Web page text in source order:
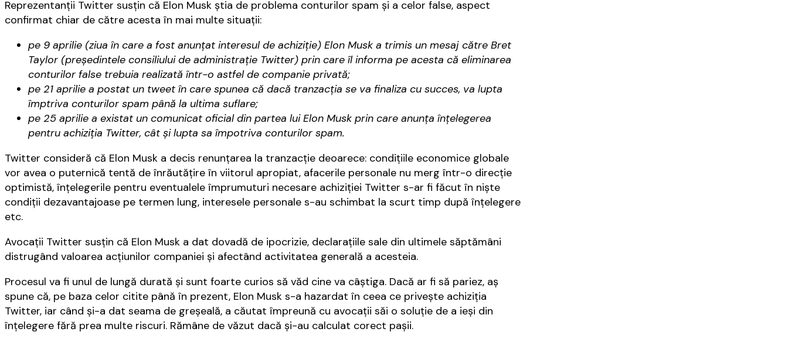
Reprezentanţii Twitter susţin că Elon Musk ştia de problema conturilor spam şi a celor false, aspect
confirmat chiar de către acesta în mai multe situaţii:
pe 9 aprilie (ziua în care a fost anunţat interesul de achiziţie) Elon Musk a trimis un mesaj către Bret
Taylor (preşedintele consiliului de administraţie Twitter) prin care îl informa pe acesta că eliminarea
conturilor false trebuia realizată într-o astfel de companie privată;
pe 21 aprilie a postat un tweet în care spunea că dacă tranzacţia se va finaliza cu succes, va lupta
împtriva conturilor spam până la ultima suflare;
pe 25 aprilie a existat un comunicat oficial din partea lui Elon Musk prin care anunţa înţelegerea
pentru achiziţia Twitter, cât şi lupta sa împotriva conturilor spam.
Twitter consideră că Elon Musk a decis renunţarea la tranzacţie deoarece: condiţiile economice globale
vor avea o puternică tentă de înrăutăţire în viitorul apropiat, afacerile personale nu merg într-o direcţie
optimistă, înţelegerile pentru eventualele împrumuturi necesare achiziţiei Twitter s-ar fi făcut în nişte
condiţii dezavantajoase pe termen lung, interesele personale s-au schimbat la scurt timp după înţelegere
etc.
Avocaţii Twitter susţin că Elon Musk a dat dovadă de ipocrizie, declaraţiile sale din ultimele săptămâni
distrugând valoarea acţiunilor companiei şi afectând activitatea generală a acesteia.
Procesul va fi unul de lungă durată şi sunt foarte curios să văd cine va câştiga. Dacă ar fi să pariez, aş
spune că, pe baza celor citite până în prezent, Elon Musk s-a hazardat în ceea ce priveşte achiziţia
Twitter, iar când şi-a dat seama de greşeală, a căutat împreună cu avocaţii săi o soluţie de a ieşi din
înţelegere fără prea multe riscuri. Rămâne de văzut dacă şi-au calculat corect paşii.